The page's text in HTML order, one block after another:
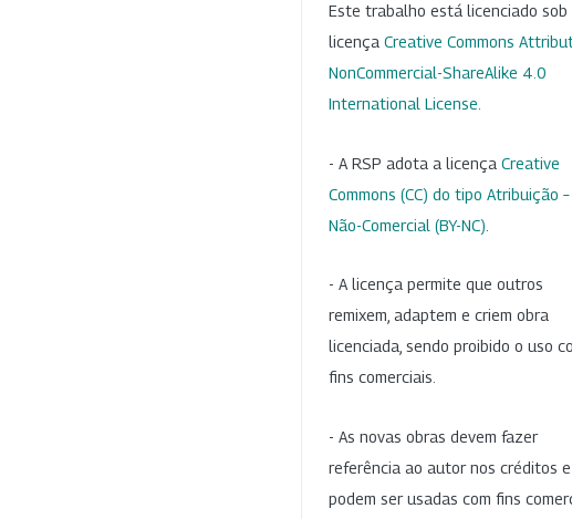
Este trabalho está licenciado sob
licença Creative Commons
NonCommercial-ShareAlike 4.0
International License
- A RSP adota a licença Creative
Commons (CC) do tipo Atribuição –
Não-Comercial (BY-NC)
- A licença permite que outros
remixem, adaptem e criem obra
licenciada, sendo proibido o uso
fins comerciais.
- As novas obras devem fazer
referência ao autor nos créditos
podem ser usadas com fins